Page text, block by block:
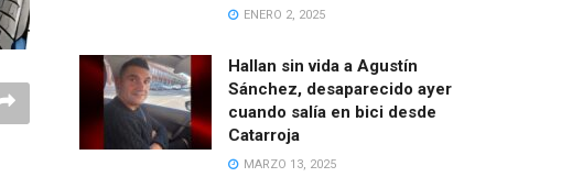
ENERO 2, 2025
Hallan sin vida a Agustín
Sánchez, desaparecido ayer
cuando salía en bici desde
Catarroja
MARZO 13, 2025